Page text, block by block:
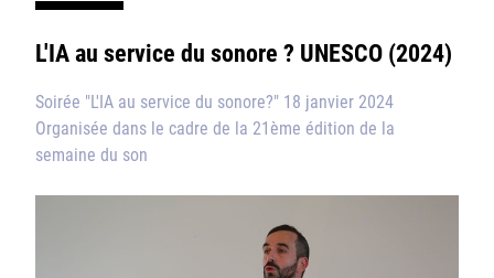
L'IA au service du sonore ? UNESCO (2024)
Soirée "L'IA au service du sonore?" 18 janvier 2024
Organisée dans le cadre de la 21ème édition de la
semaine du son